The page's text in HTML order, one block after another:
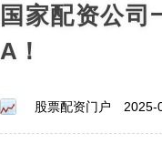
国家配资公
A！
股票配资门户 2025-